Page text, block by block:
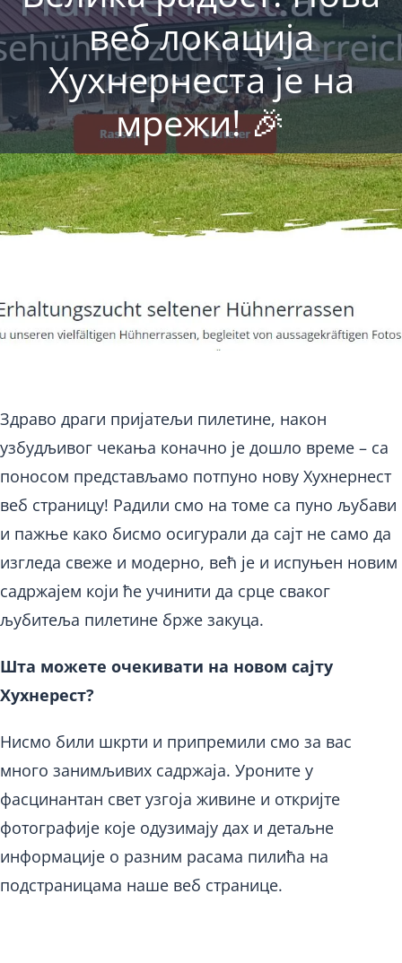
веб локација
Хухнернеста је на
мрежи! 🎉
Здраво драги пријатељи пилетине, након
узбудљивог чекања коначно је дошло време – са
поносом представљамо потпуно нову Хухнернест
веб страницу! Радили смо на томе са пуно љубави
и пажње како бисмо осигурали да сајт не само да
изгледа свеже и модерно, већ је и испуњен новим
садржајем који ће учинити да срце сваког
љубитеља пилетине брже закуца.
Шта можете очекивати на новом сајту
Хухнерест?
Нисмо били шкрти и припремили смо за вас
много занимљивих садржаја. Уроните у
фасцинантан свет узгоја живине и откријте
фотографије које одузимају дах и детаљне
информације о разним расама пилића на
подстраницама наше веб странице.